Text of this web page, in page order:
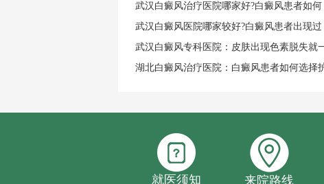
武汉白癜风治疗医院哪家好?白癜风患者如何
武汉白癜风医院哪家较好?白癜风患者出现过
武汉白癜风专科医院：皮肤出现色素脱失就
湖北白癜风治疗医院：白癜风患者如何选择
就医须知 来院路线